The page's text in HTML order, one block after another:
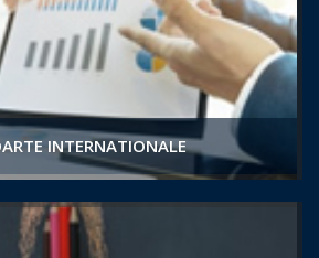
INTERNATIONALE